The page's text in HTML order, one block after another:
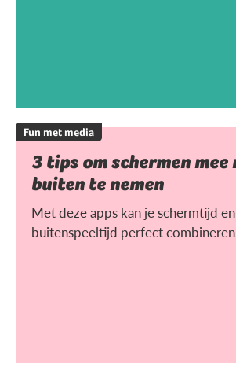
Fun met media
3 tips om schermen mee
buiten te nemen
Met deze apps kan je schermtijd en
buitenspeeltijd perfect